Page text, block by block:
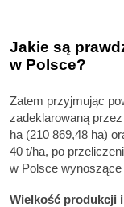
Jakie są
w Polsce?
Zatem przyjmując
zadeklarowaną
ha (210 869,48 ha)
40 t/ha, po
w Polsce wynoszące
Wielkość produkcji